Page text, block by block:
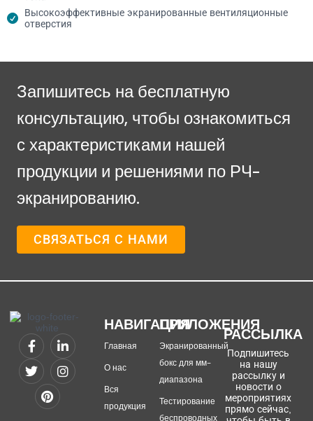
Высокоэффективные экранированные вентиляционные
отверстия
Запишитесь на бесплатную
консультацию, чтобы ознакомиться
с характеристиками нашей
продукции и решениями по РЧ-
экранированию.
СВЯЗАТЬСЯ С НАМИ
НАВИГАЦИЯ
Главная
О нас
Вся
продукция
ПРИЛОЖЕНИЯ
Экранированный
бокс для мм-
диапазона
Тестирование
беспроводных
РАССЫЛКА
Подпишитесь
на нашу
рассылку и
новости о
мероприятиях
прямо сейчас,